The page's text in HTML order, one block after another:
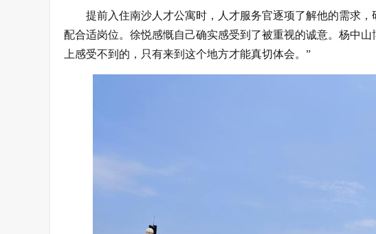
提前入住南沙人才公寓时，人才服务官逐项了解他的需求
配合适岗位。徐悦感慨自己确实感受到了被重视的诚意。杨中
上感受不到的，只有来到这个地方才能真切体会。”